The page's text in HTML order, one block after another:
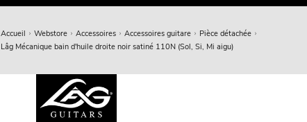
Accueil Webstore Accessoires Accessoires guitare
Pièce détachée
Lâg Mécanique bain d'huile droite noir satiné 110N (Sol, Si, Mi aigu)